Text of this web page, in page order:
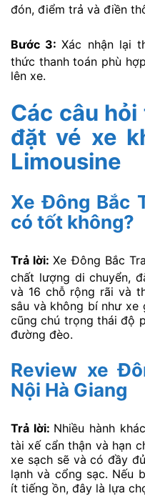
đón, điểm trả và điền
Bước 3:Xác nhận lại
thức thanh toán phù
lên xe.
Các câu
đặt vé xe
Limousine
Xe Đông Bắc
có tốt không?
Trả lời:Xe Đông Bắc
chất lượng di chuyển,
và 16 chỗ rộng rãi và
sâu và không bí như xe
cũng chú trọng thái độ
đường đèo.
Review xe
Nội Hà Giang
Trả lời: Nhiều hành
tài xế cẩn thận và hạn
xe sạch sẽ và có đầy
lạnh và cổng sạc. Nếu
ít tiếng ồn, đây là lựa